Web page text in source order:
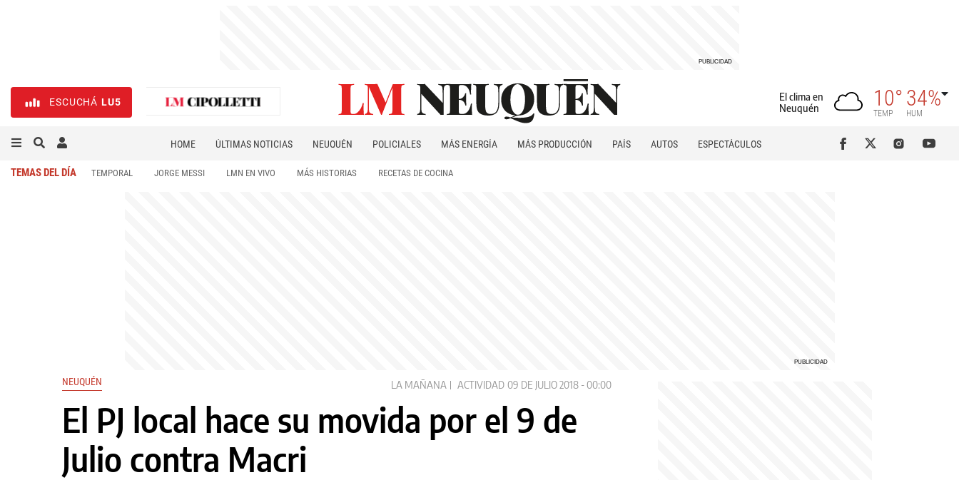
ESCUCHÁ LU5
El clima en
Neuquén
10°
TEMP
34%
HUM
HOME ÚLTIMAS NOTICIAS NEUQUÉN POLICIALES MÁS ENERGÍA MÁS PRODUCCIÓN PAÍS AUTOS
ESPECTÁCULOS
TEMAS DEL DÍA TEMPORAL JORGE MESSI LMN EN VIVO MÁS HISTORIAS RECETAS DE COCINA
NEUQUÉN LA MAÑANA ACTIVIDAD 09 DE JULIO 2018 - 00:00
El PJ local hace su movida por el 9 de
Julio contra Macri